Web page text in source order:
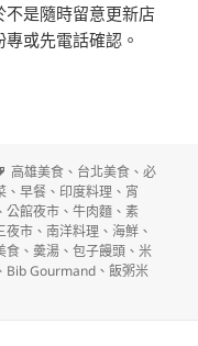
是隨時留意更新店
或先電話確認。
登推介(Bib Gourmand)
標
籤
高雄美食 、 台北美食 、必
、早餐 、 印度料理 、 宵
公館夜市 、牛肉麵 、素
夜市 、南洋料理 、海鮮 、
食 、羮湯 、包子饅頭 、米
Bib Gourmand 、飯粥米
(Bib Gourmand)名單〉